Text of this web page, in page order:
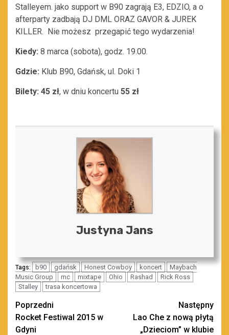
Stalleyem. jako support w B90 zagrają E3, EDZIO, a o
afterparty zadbają DJ DML ORAZ GAVOR & JUREK
KILLER. Nie możesz przegapić tego wydarzenia!
Kiedy: 8 marca (sobota), godz. 19.00.
Gdzie: Klub B90, Gdańsk, ul. Doki 1
Bilety: 45 zł, w dniu koncertu 55 zł
Justyna Jans
Tags: b90 gdańsk Honest Cowboy koncert
Maybach
Music Group
mc mixtape Ohio Rashad
Rick Ross
Stalley
trasa koncertowa
Zobacz
wpisy
Poprzedni
Rocket Festiwal 2015 w
Gdyni
Następny
Lao Che z nową płytą
„Dzieciom” w klubie